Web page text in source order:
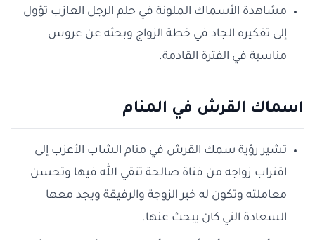
مشاهدة الأسماك الملونة في حلم الرجل العازب تؤول
إلى تفكيره الجاد في خطة الزواج وبحثه عن عروس
مناسبة في الفترة القادمة.
اسماك القرش في المنام
تشير رؤية سمك القرش في منام الشاب الأعزب إلى
اقتراب زواجه من فتاة صالحة تتقي الله فيها وتحسن
معاملته وتكون له خير الزوجة والرفيقة ويجد معها
السعادة التي كان يبحث عنها.